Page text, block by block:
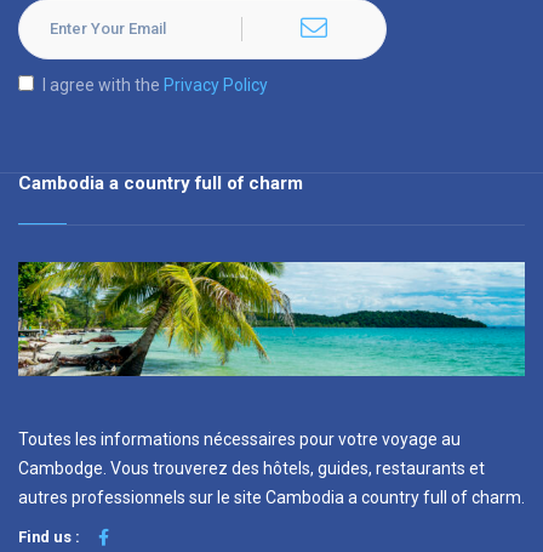
I agree with the Privacy Policy
Cambodia a country full of charm
Toutes les informations nécessaires pour votre voyage au
Cambodge. Vous trouverez des hôtels, guides, restaurants et
autres professionnels sur le site Cambodia a country full of charm.
Find us :